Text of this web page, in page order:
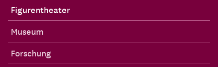
Figurentheater
Museum
Forschung